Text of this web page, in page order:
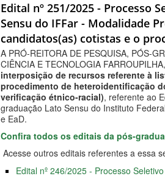
Edital nº 251/2025 - Processo
Sensu do IFFar - Modalidade
candidatos(as) cotistas e o
A PRÓ-REITORA DE PESQUISA, PÓS-
CIÊNCIA E TECNOLOGIA
interposição de recursos referente à
procedimento de heteroidentificação
verificação étnico-racial), referente ao
graduação Lato Sensu do Instituto
e EaD.
Confira todos os editais da pós-
Acesse outros editais referentes a essa
Edital nº 246/2025 - Processo